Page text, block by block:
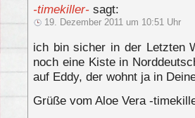
-timekiller- sagt:
19. Dezember 2011 um 10:51 Uhr
ich bin sicher in der Letzten
noch eine Kiste in
auf Eddy, der wohnt ja in
Grüße vom Aloe Vera -